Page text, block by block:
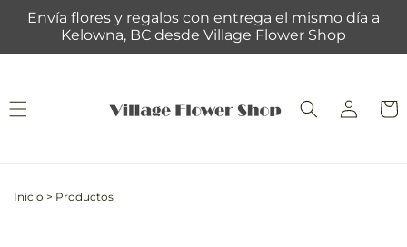
directamente
al contenido
Envía flores y regalos con entrega el mismo día a
Kelowna, BC desde Village Flower Shop
Iniciar
sesión
Inicio > Productos